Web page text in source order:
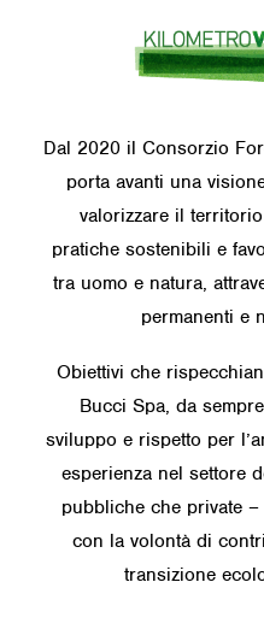
Dal 2020 il Consorzio
porta avanti una
valorizzare il
pratiche sostenibili e
tra uomo e natura,
permanenti e
Obiettivi che
Bucci Spa, da
sviluppo e rispetto per
esperienza nel settore
pubbliche che private
con la volontà di
transizione